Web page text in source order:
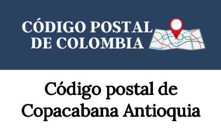
contenido
Código postal de
Copacabana Antioquia